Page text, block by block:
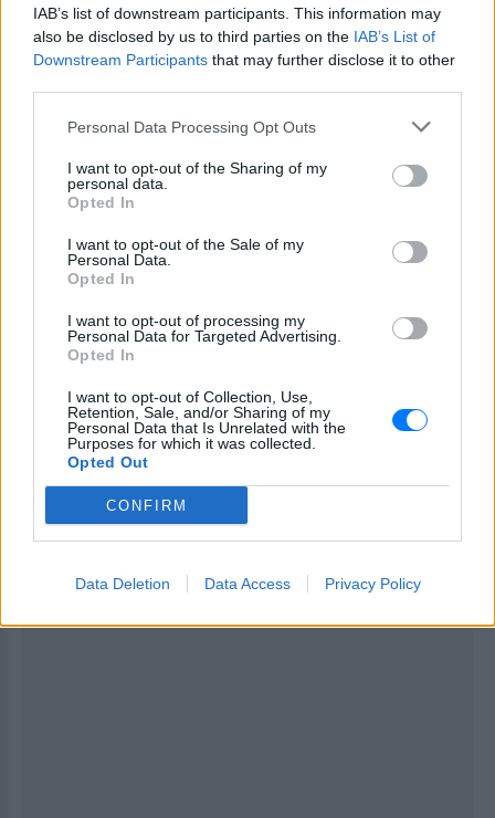
IAB’s list of downstream participants. This information may
also be disclosed by us to third parties on the IAB’s List of
Downstream Participants that may further disclose it to other
Personal Data Processing Opt Outs
I want to opt-out of the Sharing of my
personal data.
Opted In
I want to opt-out of the Sale of my
Personal Data.
Opted In
I want to opt-out of processing my
Personal Data for Targeted Advertising.
Opted In
I want to opt-out of Collection, Use,
Retention, Sale, and/or Sharing of my
Personal Data that Is Unrelated with the
Purposes for which it was collected.
Opted Out
CONFIRM
Data Deletion Data Access Privacy Policy